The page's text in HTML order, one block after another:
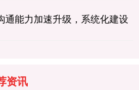
通能力加速升级，系统化建设
资讯